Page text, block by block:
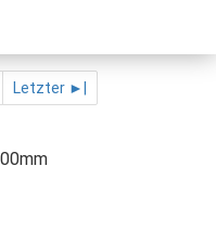
Letzter ►|